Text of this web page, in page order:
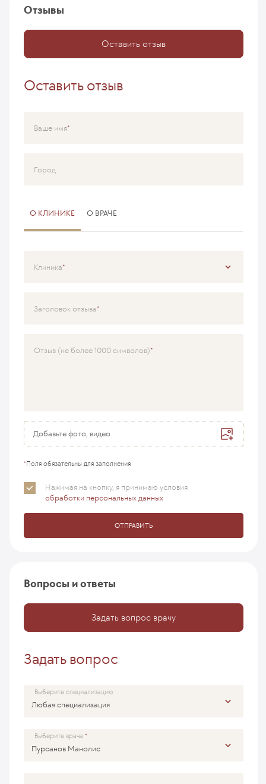
Отзывы
Оставить отзыв
Оставить отзыв
Ваше имя
Город
О КЛИНИКЕ О ВРАЧЕ
Клиника
Специализация
Заголовок отзыва
Отзыв (не более 1000 символов)
Добавьте фото, видео
*Поля обязательны для заполнения
Нажимая на кнопку, я принимаю условия
обработки персональных данных
ОТПРАВИТЬ
Вопросы и ответы
Задать вопрос врачу
Задать вопрос
Выберите специализацию
Выберите врача